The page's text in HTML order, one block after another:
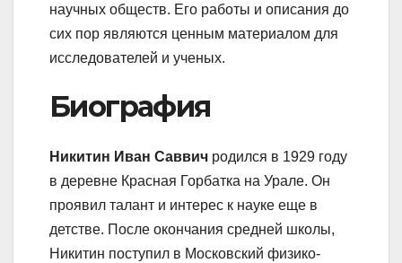
научных обществ. Его работы и описания до
сих пор являются ценным материалом для
исследователей и ученых.
Биография
Никитин Иван Саввич родился в 1929 году
в деревне Красная Горбатка на Урале. Он
проявил талант и интерес к науке еще в
детстве. После окончания средней школы,
Никитин поступил в Московский физико-